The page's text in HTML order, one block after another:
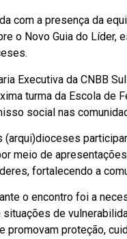
com a presença da
o Novo Guia do Líder,
Executiva da CNBB
turma da Escola de
social nas
(arqui)dioceses
meio de
fortalecendo a
o encontro foi a
de
promovam proteção,